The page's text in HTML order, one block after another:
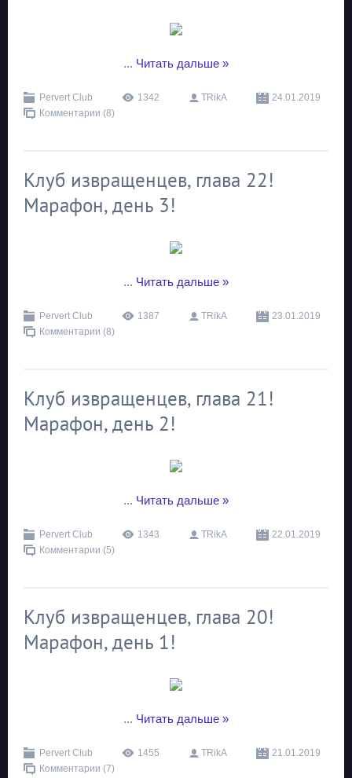
... Читать дальше »
Pervert Club 1342 TRikA
24.01.2019
Комментарии (8)
Клуб извращенцев, глава 22!
Марафон, день 3!
... Читать дальше »
Pervert Club 1387 TRikA
23.01.2019
Комментарии (8)
Клуб извращенцев, глава 21!
Марафон, день 2!
... Читать дальше »
Pervert Club 1343 TRikA
22.01.2019
Комментарии (5)
Клуб извращенцев, глава 20!
Марафон, день 1!
... Читать дальше »
Pervert Club 1455 TRikA
21.01.2019
Комментарии (7)